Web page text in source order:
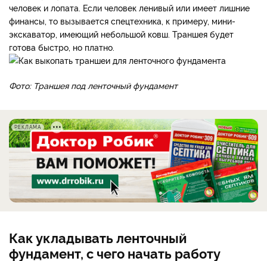
человек и лопа­та. Если человек ленивый или имеет лишние
финансы, то вы­зывается спецтехника, к при­меру, мини-
экскаватор, имею­щий небольшой ковш. Траншея будет
готова быстро, но платно.
Фото: Траншея под ленточный фундамент
РЕКЛАМА
Как укладывать ленточный
фундамент, с чего начать работу